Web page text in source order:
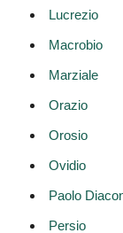
Lucrezio
Macrobio
Marziale
Orazio
Orosio
Ovidio
Paolo
Persio